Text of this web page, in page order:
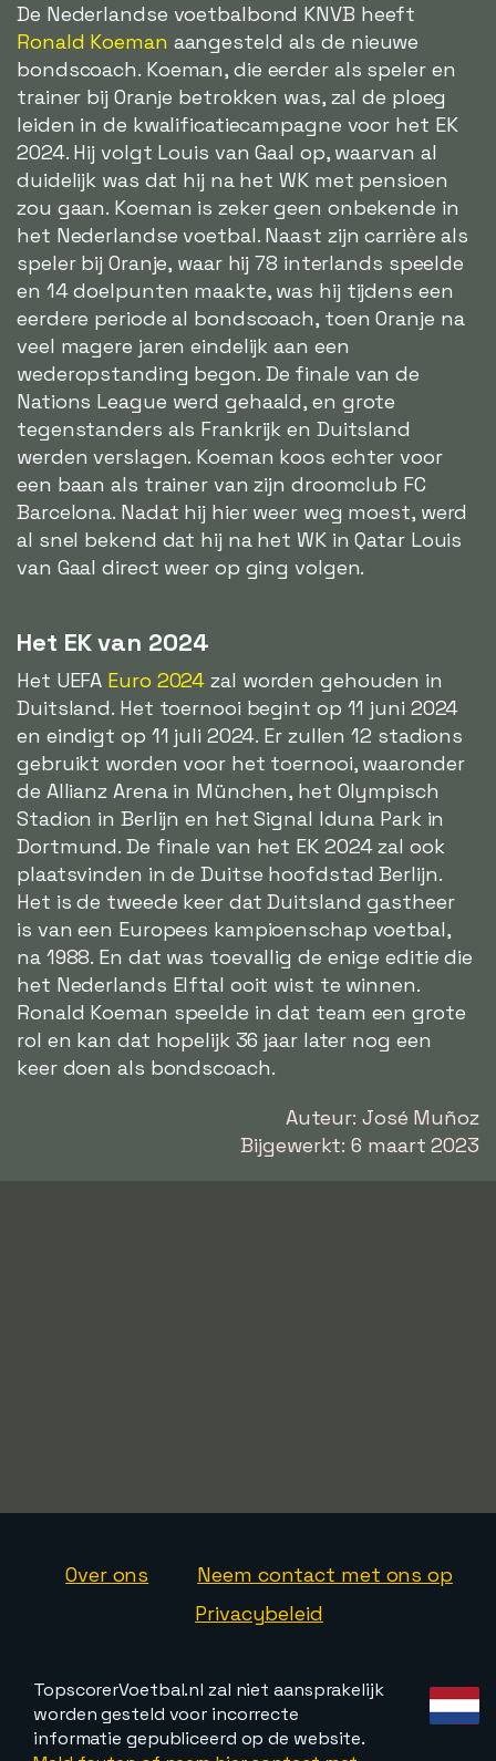
De Nederlandse voetbalbond KNVB heeft
Ronald Koeman aangesteld als de nieuwe
bondscoach. Koeman, die eerder als speler en
trainer bij Oranje betrokken was, zal de ploeg
leiden in de kwalificatiecampagne voor het EK
2024. Hij volgt Louis van Gaal op, waarvan al
duidelijk was dat hij na het WK met pensioen
zou gaan. Koeman is zeker geen onbekende in
het Nederlandse voetbal. Naast zijn carrière als
speler bij Oranje, waar hij 78 interlands speelde
en 14 doelpunten maakte, was hij tijdens een
eerdere periode al bondscoach, toen Oranje na
veel magere jaren eindelijk aan een
wederopstanding begon. De finale van de
Nations League werd gehaald, en grote
tegenstanders als Frankrijk en Duitsland
werden verslagen. Koeman koos echter voor
een baan als trainer van zijn droomclub FC
Barcelona. Nadat hij hier weer weg moest, werd
al snel bekend dat hij na het WK in Qatar Louis
van Gaal direct weer op ging volgen.
Het EK van 2024
Het UEFA Euro 2024 zal worden gehouden in
Duitsland. Het toernooi begint op 11 juni 2024
en eindigt op 11 juli 2024. Er zullen 12 stadions
gebruikt worden voor het toernooi, waaronder
de Allianz Arena in München, het Olympisch
Stadion in Berlijn en het Signal Iduna Park in
Dortmund. De finale van het EK 2024 zal ook
plaatsvinden in de Duitse hoofdstad Berlijn.
Het is de tweede keer dat Duitsland gastheer
is van een Europees kampioenschap voetbal,
na 1988. En dat was toevallig de enige editie die
het Nederlands Elftal ooit wist te winnen.
Ronald Koeman speelde in dat team een grote
rol en kan dat hopelijk 36 jaar later nog een
keer doen als bondscoach.
Auteur: José Muñoz
Bijgewerkt: 6 maart 2023
Over ons
Neem contact met ons op
Privacybeleid
TopscorerVoetbal.nl zal niet aansprakelijk
worden gesteld voor incorrecte
informatie gepubliceerd op de website.